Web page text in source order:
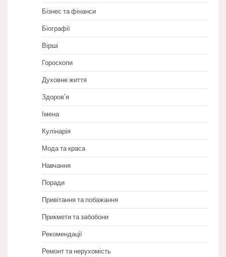
Бізнес та фінанси
Біографії
Вірші
Гороскопи
Духовне життя
Здоров'я
Імена
Кулінарія
Мода та краса
Навчання
Поради
Привітання та побажання
Прикмети та забобони
Рекомендації
Ремонт та нерухомість